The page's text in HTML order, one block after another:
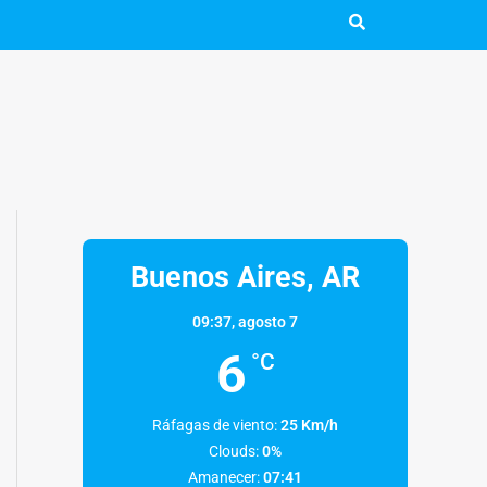
Buenos Aires, AR
09:37,agosto 7
6 °C
Ráfagas de viento:25 Km/h
Clouds:0%
Amanecer:07:41